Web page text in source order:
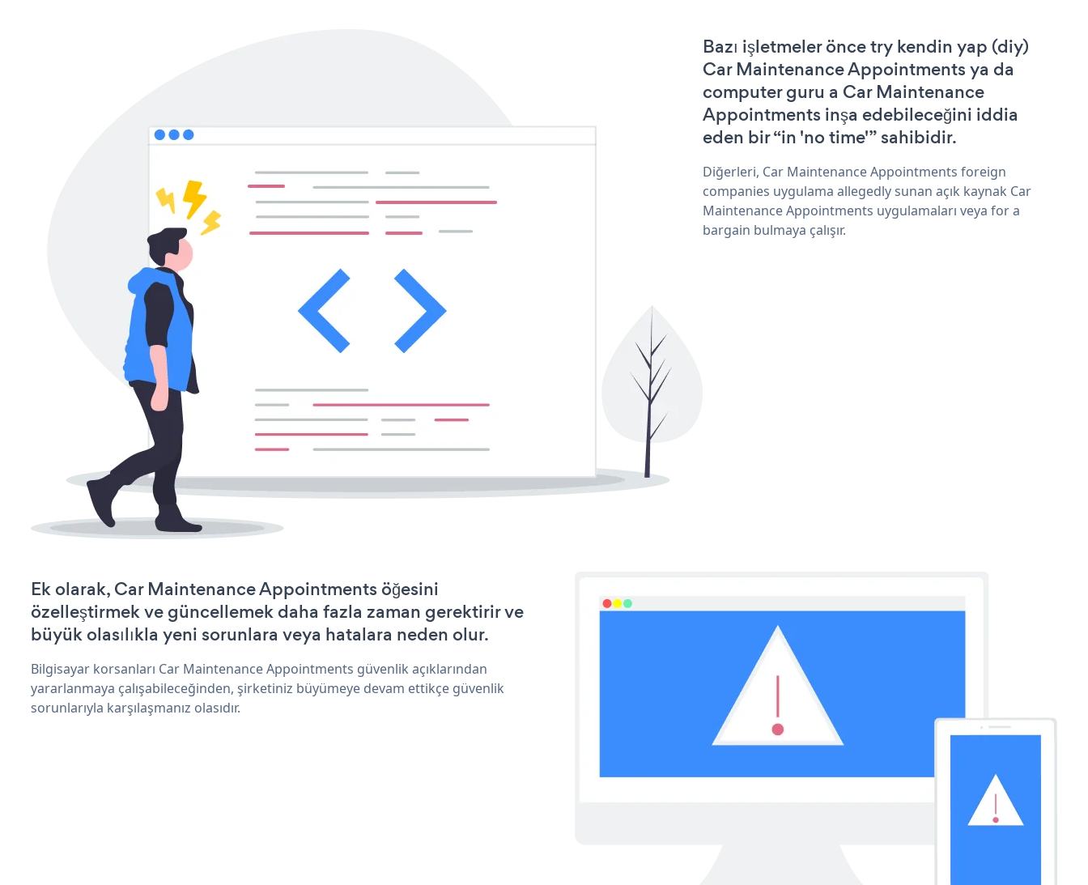
Bazı işletmeler önce try kendin yap (diy)
Car Maintenance Appointments ya da
computer guru a Car Maintenance
Appointments inşa edebileceğini iddia
eden bir “in 'no time'” sahibidir.
Diğerleri, Car Maintenance Appointments foreign
companies uygulama allegedly sunan açık kaynak Car
Maintenance Appointments uygulamaları veya for a
bargain bulmaya çalışır.
Ek olarak, Car Maintenance Appointments öğesini
özelleştirmek ve güncellemek daha fazla zaman gerektirir ve
büyük olasılıkla yeni sorunlara veya hatalara neden olur.
Bilgisayar korsanları Car Maintenance Appointments güvenlik açıklarından
yararlanmaya çalışabileceğinden, şirketiniz büyümeye devam ettikçe güvenlik
sorunlarıyla karşılaşmanız olasıdır.